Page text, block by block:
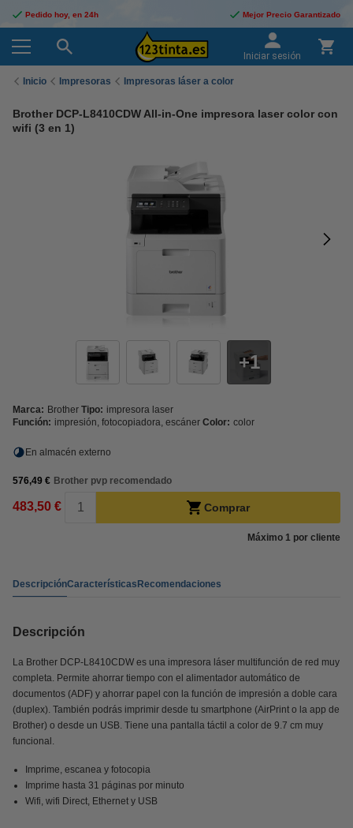
Pedido hoy, en 24h Mejor Precio Garantizado
Iniciar sesión
Inicio Impresoras Impresoras láser a color
Brother DCP-L8410CDW All-in-One impresora laser color con
wifi (3 en 1)
1
Marca: Brother Tipo: impresora laser
Función: impresión, fotocopiadora, escáner Color: color
En almacén externo
576,49 € Brother pvp recomendado
483,50 € Comprar
Máximo 1 por cliente
DescripciónCaracterísticasRecomendaciones
Descripción
La Brother DCP-L8410CDW es una impresora láser multifunción de red muy
completa. Permite ahorrar tiempo con el alimentador automático de
documentos (ADF) y ahorrar papel con la función de impresión a doble cara
(duplex). También podrás imprimir desde tu smartphone (AirPrint o la app de
Brother) o desde un USB. Tiene una pantalla táctil a color de 9.7 cm muy
funcional.
Imprime, escanea y fotocopia
Imprime hasta 31 páginas por minuto
Wifi, wifi Direct, Ethernet y USB